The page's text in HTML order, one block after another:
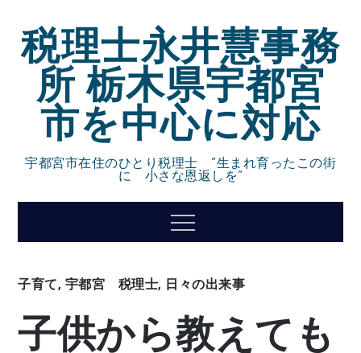
content
税理士永井慧事務
所 栃木県宇都宮
市を中心に対応
宇都宮市在住のひとり税理士 ”生まれ育ったこの街
に 小さな恩返しを”
Menu
子育て, 宇都宮 税理士, 日々の出来事
子供から教えても